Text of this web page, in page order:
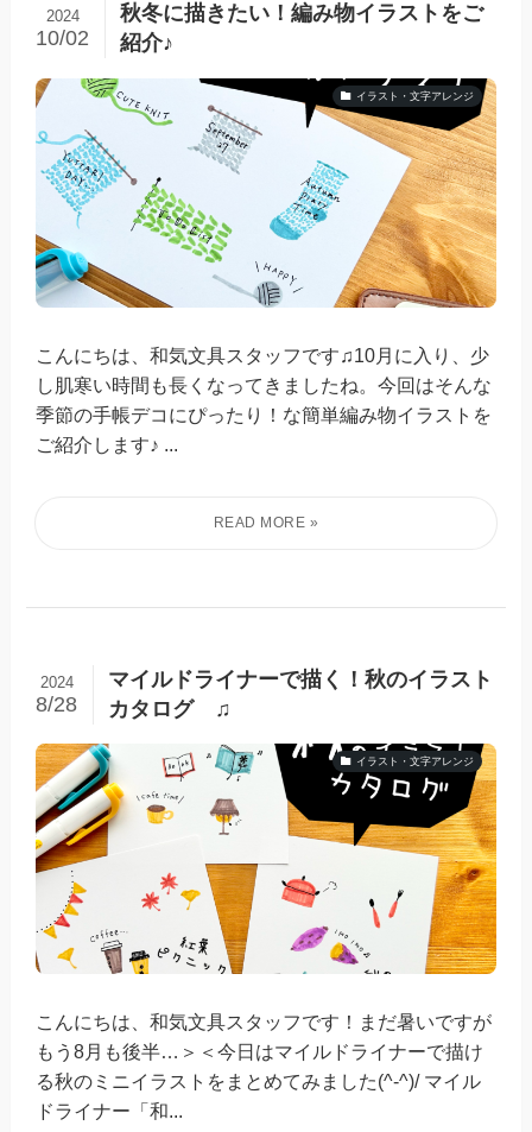
秋冬に描きたい！編み物イラストをご
紹介♪
2024
10/02
イラスト・文字アレンジ
こんにちは、和気文具スタッフです♫10月に入り、少
し肌寒い時間も長くなってきましたね。今回はそんな
季節の手帳デコにぴったり！な簡単編み物イラストを
ご紹介します♪ ...
マイルドライナーで描く！秋のイラスト
カタログ ♫
2024
8/28
イラスト・文字アレンジ
こんにちは、和気文具スタッフです！まだ暑いですが
もう8月も後半…＞＜今日はマイルドライナーで描け
る秋のミニイラストをまとめてみました(^-^)/ マイル
ドライナー「和...